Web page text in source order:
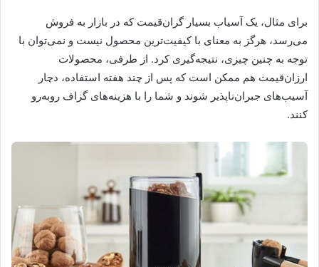
برای مثال، یک آسیاب بسیار گران‌قیمت که در بازار به فروش
می‌رسد، هرگز به معنای با کیفیت‌ترین محصول نیست و نمی‌توان با
توجه به چنین چیزی، نتیجه‌گیری کرد. از طرفی، محصولات
ارزان‌قیمت هم ممکن است که پس از چند هفته استفاده، دچار
آسیب‌‎های جبران‌ناپذیر شوند و شما را با هزینه‌های گزاف روبه‌رو
کنند.